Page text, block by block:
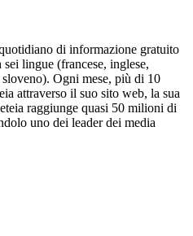
di informazione gratuito
lingue (francese, inglese,
Ogni mese, più di 10
attraverso il suo sito web, la sua
raggiunge quasi 50 milioni di
uno dei leader dei media